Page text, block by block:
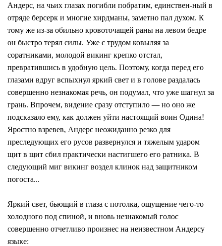
Андерс, на чьих глазах погибли побратим, единствен-ный в
отряде берсерк и многие хирдманы, заметно пал духом. К
тому же из-за обильно кровоточащей раны на левом бедре
он быстро терял силы. Уже с трудом ковыляя за
соратниками, молодой викинг крепко отстал,
превратившись в удобную цель. Поэтому, когда перед его
глазами вдруг вспыхнул яркий свет и в голове раздалась
совершенно незнакомая речь, он подумал, что уже шагнул за
грань. Впрочем, видение сразу отступило — но оно же
подсказало ему, как должен уйти настоящий воин Одина!
Яростно взревев, Андерс неожиданно резко для
преследующих его русов развернулся и тяжелым ударом
щит в щит сбил практически настигшего его ратника. В
следующий миг викинг воздел клинок над защитником
погоста...
Яркий свет, бьющий в глаза с потолка, ощущение чего-то
холодного под спиной, и вновь незнакомый голос
совершенно отчетливо произнес на неизвестном Андерсу
языке: